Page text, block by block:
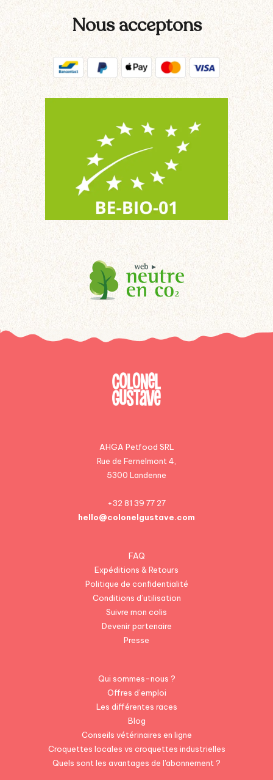
Nous acceptons
AHGA Petfood SRL
Rue de Fernelmont 4,
5300 Landenne
+32 81 39 77 27
hello@colonelgustave.com
FAQ
Expéditions & Retours
Politique de confidentialité
Conditions d’utilisation
Suivre mon colis
Devenir partenaire
Presse
Qui sommes-nous ?
Offres d’emploi
Les différentes races
Blog
Conseils vétérinaires en ligne
Croquettes locales vs croquettes industrielles
Quels sont les avantages de l'abonnement ?